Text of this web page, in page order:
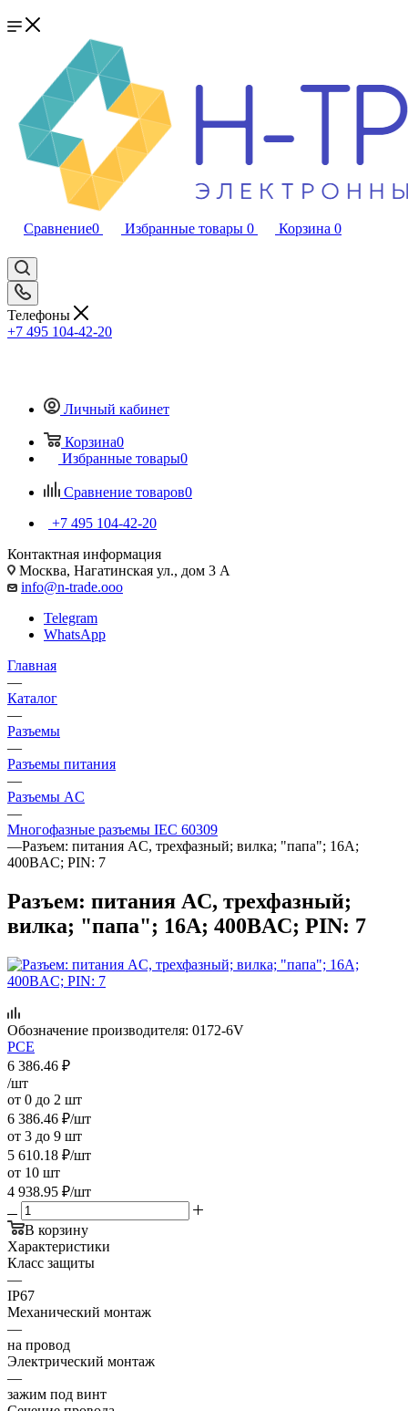
Сравнение0 Избранные товары 0 Корзина 0
Телефоны
+7 495 104-42-20
Личный кабинет
Корзина0
Избранные товары0
Сравнение товаров0
+7 495 104-42-20
Контактная информация
Москва, Нагатинская ул., дом 3 А
info@n-trade.ooo
Telegram
WhatsApp
Главная
—
Каталог
—
Разъeмы
—
Разъeмы питания
—
Разъeмы AC
—
Многофазные разъемы IEC 60309
—Разъем: питания AC, трехфазный; вилка; "папа"; 16А;
400ВAC; PIN: 7
Разъем: питания AC, трехфазный;
вилка; "папа"; 16А; 400ВAC; PIN: 7
Обозначение производителя: 0172-6V
PCE
6 386.46 ₽
/шт
от 0 до 2 шт
6 386.46 ₽/шт
от 3 до 9 шт
5 610.18 ₽/шт
от 10 шт
4 938.95 ₽/шт
В корзину
Характеристики
Класс защиты
—
IP67
Механический монтаж
—
на провод
Электрический монтаж
—
зажим под винт